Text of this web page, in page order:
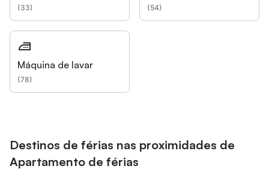
(33) (54)
Máquina de lavar
(78)
Destinos de férias nas proximidades de
Apartamento de férias